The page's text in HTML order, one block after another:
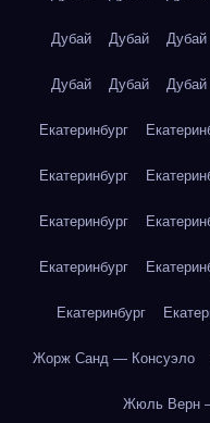
Дубай Дубай Дубай
Дубай Дубай Дубай
Екатеринбург
Екатеринбург
Екатеринбург
Екатеринбург
Екатеринбург
Жорж Санд — Консуэло
Жюль Верн